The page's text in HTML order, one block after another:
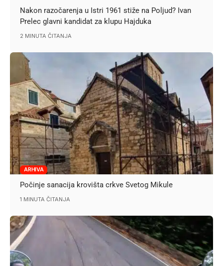
Nakon razočarenja u Istri 1961 stiže na Poljud? Ivan
Prelec glavni kandidat za klupu Hajduka
2 MINUTA ČITANJA
ARHIVA
Počinje sanacija krovišta crkve Svetog Mikule
1 MINUTA ČITANJA